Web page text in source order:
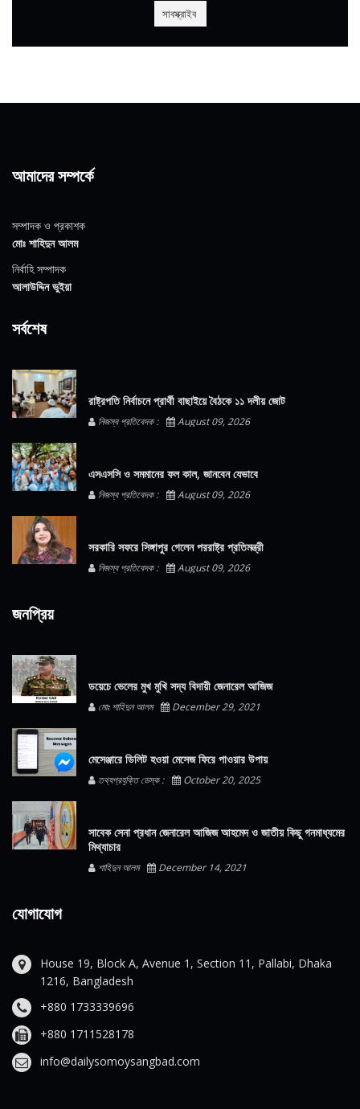
আমাদের সম্পর্কে
সম্পাদক ও প্রকাশক
মোঃ শাহিদুন আলম
নির্বাহি সম্পাদক
আলাউদ্দিন ভুইয়া
সর্বশেষ
রাষ্ট্রপতি নির্বাচনে প্রার্থী বাছাইয়ে বৈঠকে ১১ দলীয় জোট
নিজস্ব প্রতিবেদক : August 09, 2026
এসএসসি ও সমমানের ফল কাল, জানবেন যেভাবে
নিজস্ব প্রতিবেদক : August 09, 2026
সরকারি সফরে সিঙ্গাপুর গেলেন পররাষ্ট্র প্রতিমন্ত্রী
নিজস্ব প্রতিবেদক : August 09, 2026
জনপ্রিয়
ডয়েচে ভেলের মুখ মুখি সদ্য বিদায়ী জেনারেল আজিজ
মোঃ শাহিদুন আলম December 29, 2021
মেসেঞ্জারে ডিলিট হওয়া মেসেজ ফিরে পাওয়ার উপায়
তথ্যপ্রযুক্তি ডেস্ক : October 20, 2025
সাবেক সেনা প্রধান জেনারেল আজিজ আহমেদ ও জাতীয় কিছু গনমাধ্যমের
মিথ্যাচার
শাহিদুন আলম December 14, 2021
যোগাযোগ
House 19, Block A, Avenue 1, Section 11, Pallabi, Dhaka
1216, Bangladesh
+880 1733339696
+880 1711528178
info@dailysomoysangbad.com